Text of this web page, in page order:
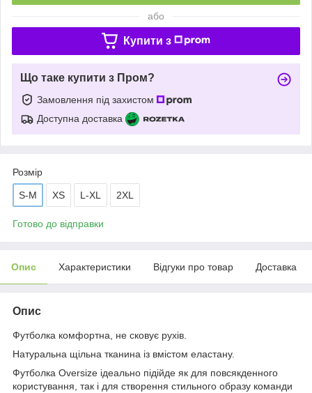
або
Купити з
Що таке купити з Пром?
Замовлення під захистом
Доступна доставка
Розмір
S-M XS L-XL 2XL
Готово до відправки
Опис Характеристики Відгуки про товар Доставка
Опис
Футболка комфортна, не сковує рухів.
Натуральна щільна тканина із вмістом еластану.
Футболка Oversize ідеально підійде як для повсякденного
користування, так і для створення стильного образу команди